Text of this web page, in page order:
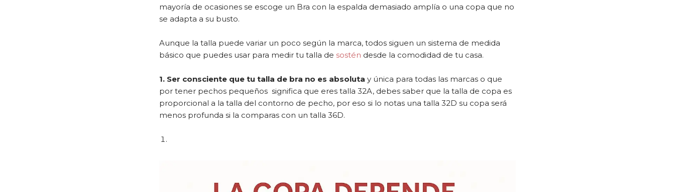
mayoría de ocasiones se escoge un Bra con la espalda demasiado amplía o una copa que no
se adapta a su busto.
Aunque la talla puede variar un poco según la marca, todos siguen un sistema de medida
básico que puedes usar para medir tu talla de sostén desde la comodidad de tu casa.
1. Ser consciente que tu talla de bra no es absoluta y única para todas las marcas o que
por tener pechos pequeños significa que eres talla 32A, debes saber que la talla de copa es
proporcional a la talla del contorno de pecho, por eso si lo notas una talla 32D su copa será
menos profunda si la comparas con un talla 36D.